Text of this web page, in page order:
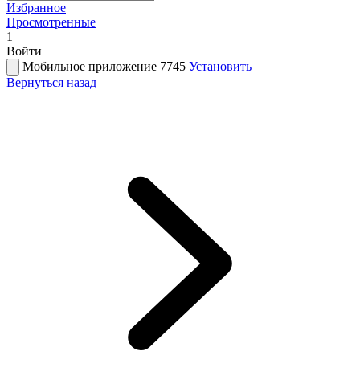
Избранное
Просмотренные
1
Войти
Мобильное приложение 7745 Установить
Вернуться назад